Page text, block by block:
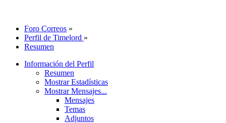
Foro Correos »
Perfil de Timelord »
Resumen
Información del Perfil
Resumen
Mostrar Estadísticas
Mostrar Mensajes...
Mensajes
Temas
Adjuntos